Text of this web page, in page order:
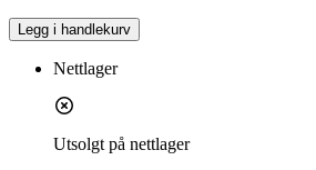
Legg i handlekurv
Nettlager
Utsolgt på nettlager